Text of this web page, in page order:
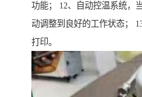
功能； 12、自动控温系统，
动调整到良好的工作状态；
打印。